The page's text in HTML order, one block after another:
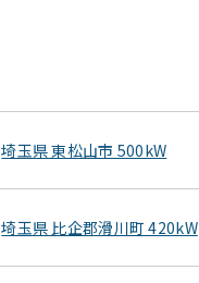
埼玉県 東松山市 500kW
埼玉県 比企郡滑川町 420kW